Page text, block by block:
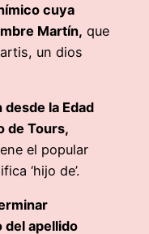
cuya
Martín, que
un dios
la Edad
de Tours,
el popular
‘hijo de’.
del apellido